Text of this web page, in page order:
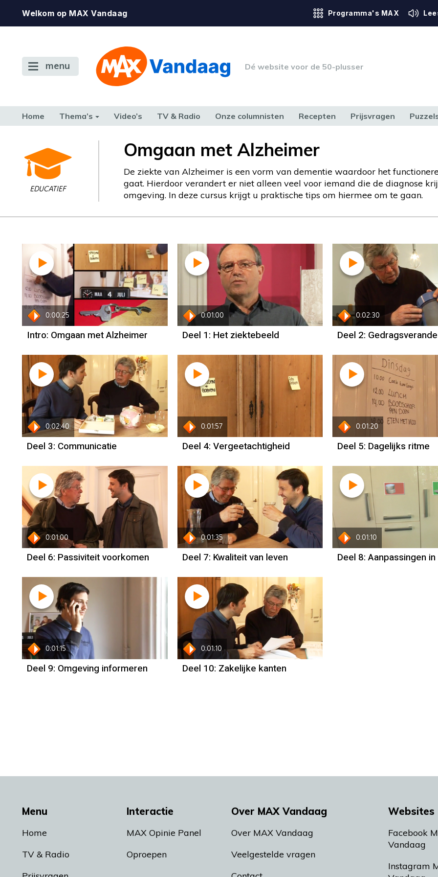
Welkom op MAX Vandaag Programma's MAX
menu Dé website voor de 50-plusser
Home Thema’s Video’s TV & Radio Onze columnisten Recepten Prijsvragen
TERUG NAAR TOEN
EDUCATIEF
Omgaan met Alzheimer
De ziekte van Alzheimer is een vorm van dementie waardoor het
gaat. Hierdoor verandert er niet alleen veel voor iemand die de diagnose
omgeving. In deze cursus krijgt u praktische tips om hiermee om te gaan.
0:00:25
Intro: Omgaan met Alzheimer
0:01:00
Deel 1: Het ziektebeeld
0:02:30
Deel 2:
0:02:40
Deel 3: Communicatie
0:01:57
Deel 4: Vergeetachtigheid
0:01:20
Deel 5: Dagelijks ritme
0:01:00
Deel 6: Passiviteit voorkomen
0:01:35
Deel 7: Kwaliteit van leven
0:01:10
Deel 8: Aanpassingen
0:01:15
Deel 9: Omgeving informeren
0:01:10
Deel 10: Zakelijke kanten
Menu
Home
TV & Radio
Interactie
MAX Opinie Panel
Oproepen
Over MAX Vandaag
Over MAX Vandaag
Veelgestelde vragen
Websites
Facebook
Vandaag
Instagram